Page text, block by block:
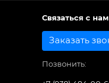
Связаться с
Заказать
Позвонить: